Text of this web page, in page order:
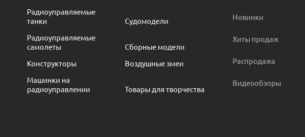
Радиоуправляемые
танки
Судомодели
Радиоуправляемые
самолеты
Сборные модели
Конструкторы
Воздушные змеи
Машинки на
радиоуправлении
Товары для творчества
Новинки
Хиты продаж
Распродажа
Видеообзоры